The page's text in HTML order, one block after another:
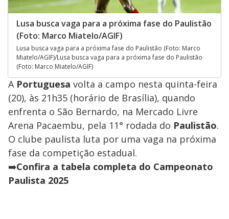
Lusa busca vaga para a próxima fase do Paulistão
(Foto: Marco Miatelo/AGIF)
Lusa busca vaga para a próxima fase do Paulistão (Foto: Marco
Miatelo/AGIF)/Lusa busca vaga para a próxima fase do Paulistão
(Foto: Marco Miatelo/AGIF)
A Portuguesa volta a campo nesta quinta-feira
(20), às 21h35 (horário de Brasília), quando
enfrenta o São Bernardo, na Mercado Livre
Arena Pacaembu, pela 11° rodada do Paulistão.
O clube paulista luta por uma vaga na próxima
fase da competição estadual.
➡️Confira a tabela completa do Campeonato
Paulista 2025